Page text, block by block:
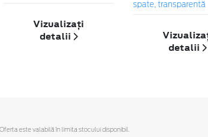
Vizualizați
detalii
spate, transparentă
detalii
este valabilă în limita stocului disponibil.